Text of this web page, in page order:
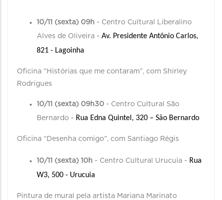
10/11 (sexta) 09h - Centro Cultural Liberalino
Alves de Oliveira - Av. Presidente Antônio Carlos,
821 - Lagoinha
Oficina “Histórias que me contaram”, com Shirley
Rodrigues
10/11 (sexta) 09h30 - Centro Cultural São
Bernardo - Rua Edna Quintel, 320 – São Bernardo
Oficina “Desenha comigo”, com Santiago Régis
10/11 (sexta) 10h - Centro Cultural Urucuia - Rua
W3, 500 - Urucuia
Pintura de mural pela artista Mariana Marinato